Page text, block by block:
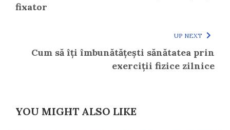
fixator
UP NEXT
Cum să îți îmbunătățești sănătatea prin
exerciții fizice zilnice
YOU MIGHT ALSO LIKE